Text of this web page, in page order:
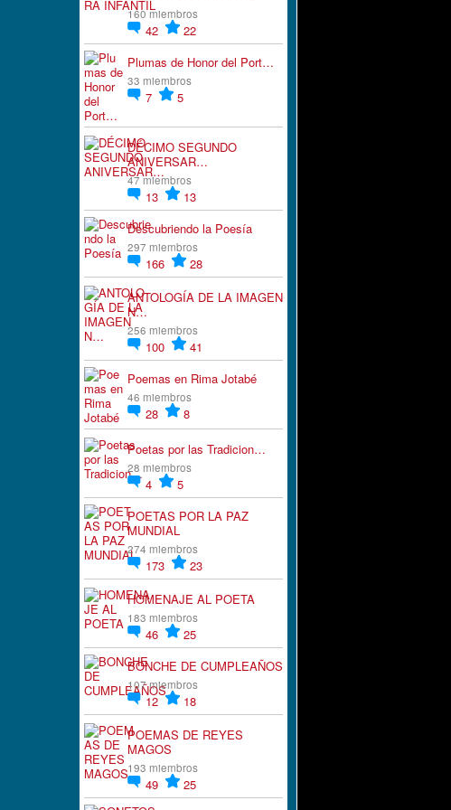
160 miembros
42
22
Plumas de Honor del Port…
33 miembros
7 5
DÉCIMO SEGUNDO
ANIVERSAR…
47 miembros
13
13
Descubriendo la Poesía
297 miembros
166
28
ANTOLOGÍA DE LA IMAGEN
N…
256 miembros
100
41
Poemas en Rima Jotabé
46 miembros
28 8
Poetas por las Tradicion…
28 miembros
4
5
POETAS POR LA PAZ
MUNDIAL
274 miembros
173
23
HOMENAJE AL POETA
183 miembros
46
25
BONCHE DE CUMPLEAÑOS
107 miembros
12
18
POEMAS DE REYES
MAGOS
193 miembros
49
25